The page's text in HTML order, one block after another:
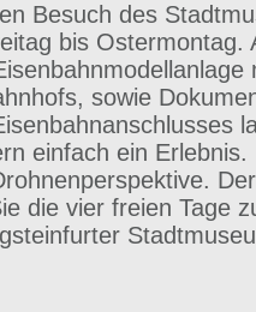
Besuch des
bis Ostermontag.
sowie
einfach ein
die vier freien Tage